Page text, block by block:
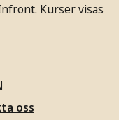
Kurser visas
oss